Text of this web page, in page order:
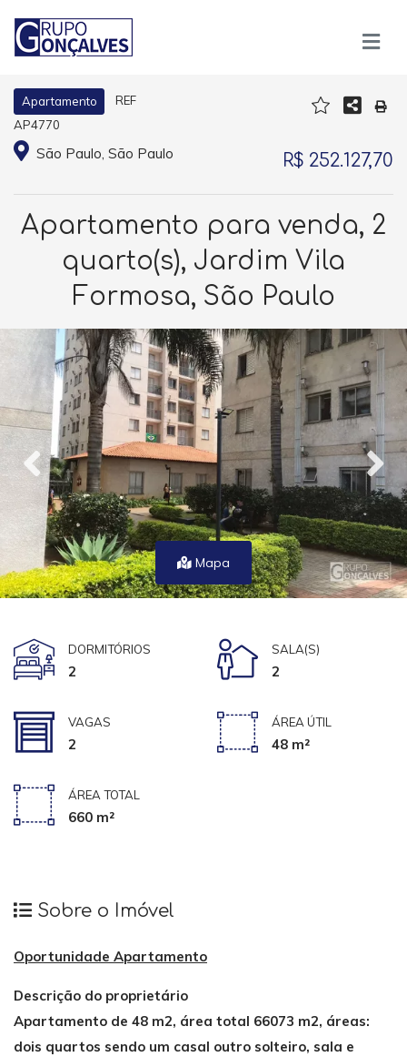
Apartamento
REF
AP4770
São Paulo, São Paulo R$ 252.127,70
Apartamento para venda, 2
quarto(s), Jardim Vila
Formosa, São Paulo
Mapa
DORMITÓRIOS
2
SALA(S)
2
VAGAS
2
ÁREA ÚTIL
48 m²
ÁREA TOTAL
660 m²
Sobre o Imóvel
Oportunidade Apartamento
Descrição do proprietário
Apartamento de 48 m2, área total 66073 m2, áreas:
dois quartos sendo um casal outro solteiro, sala e